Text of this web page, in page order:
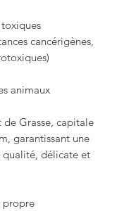
cancérigènes,
animaux
Grasse, capitale
garantissant une
qualité, délicate et
propre